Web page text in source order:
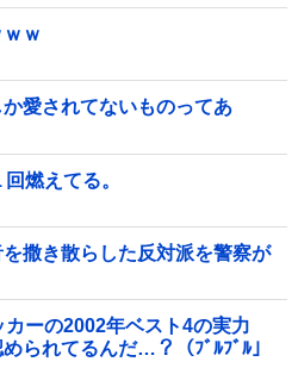
ｗ
愛されてないものってあ
燃えてる。
撒き散らした反対派を警察が
ーの2002年ベスト4の実力
られてるんだ…？（ﾌﾞﾙﾌﾞﾙ」